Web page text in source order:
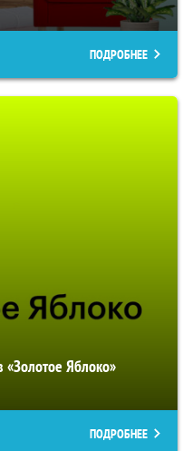
ПОДРОБНЕЕ
«Золотое Яблоко»
ПОДРОБНЕЕ